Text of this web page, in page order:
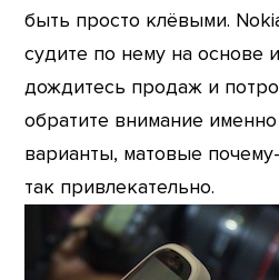
быть просто клёвыми.
судите по нему на основе
дождитесь продаж и
обратите внимание
варианты, матовые
так привлекательно.